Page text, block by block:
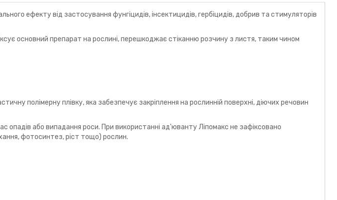
ефекту від застосування фунгіцидів, інсектицидів, гербіцидів, добрив та стимуляторів
основний препарат на рослині, перешкоджає стіканню розчину з листя, таким чином
полімерну плівку, яка забезпечує закріплення на рослинній поверхні, діючих речовин
опадів або випадання роси. При використанні ад'юванту Ліпомакс не зафіксовано
фотосинтез, ріст тощо) рослин.